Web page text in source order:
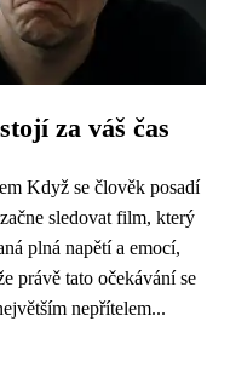
za váš čas
Když se člověk posadí
sledovat film, který
plná napětí a emocí,
právě tato očekávání se
nepřítelem...